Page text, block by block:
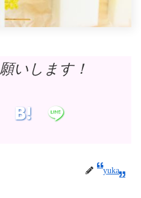
いします！
yuka